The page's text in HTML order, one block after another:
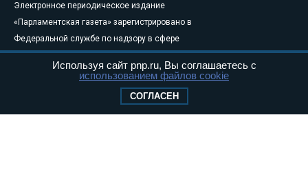
Электронное периодическое издание
«Парламентская газета» зарегистрировано в
Федеральной службе по надзору в сфере
связи, информационных технологий и
массовых коммуникаций (Роскомнадзор) 05
Свидетельство о регистрации Эл № ФС77-
Используя сайт pnp.ru, Вы соглашаетесь с
использованием файлов cookie
СОГЛАСЕН